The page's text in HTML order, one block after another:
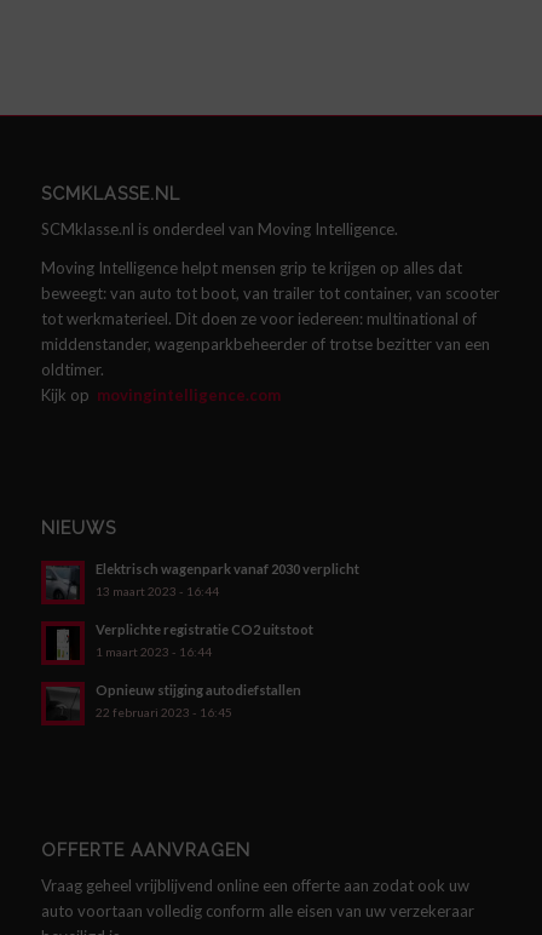
SCMKLASSE.NL
SCMklasse.nl is onderdeel van Moving Intelligence.
Moving Intelligence helpt mensen grip te krijgen op alles dat
beweegt: van auto tot boot, van trailer tot container, van scooter
tot werkmaterieel. Dit doen ze voor iedereen: multinational of
middenstander, wagenparkbeheerder of trotse bezitter van een
oldtimer.
Kijk op movingintelligence.com
NIEUWS
Elektrisch wagenpark vanaf 2030 verplicht
13 maart 2023 - 16:44
Verplichte registratie CO2 uitstoot
1 maart 2023 - 16:44
Opnieuw stijging autodiefstallen
22 februari 2023 - 16:45
OFFERTE AANVRAGEN
Vraag geheel vrijblijvend online een offerte aan zodat ook uw
auto voortaan volledig conform alle eisen van uw verzekeraar